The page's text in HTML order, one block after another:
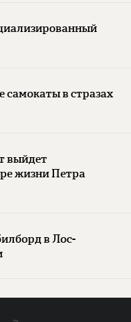
самокаты в стразах
выйдет
жизни Петра
в Лос-